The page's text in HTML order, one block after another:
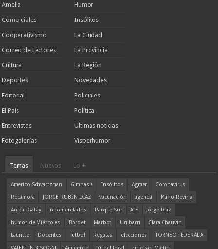
Amelia
Comerciales
Cooperativismo
Correo de Lectores
Cultura
Deportes
Editorial
El País
Entrevistas
Fotogalerías
Humor
Insólitos
La Ciudad
La Provincia
La Región
Novedades
Policiales
Política
Ultimas noticias
Visperhumor
Temas Nuevos Lo +
Americo Schvartzman Gimnasia Insólitos Agmer
Coronavirus
Rocamora
JORGE RUBÉN DÍAZ vacunación agenda
Mario Rovina
Aníbal Gallay
recomendados Parque Sur ATE
Jorge Díaz
humor de Miércoles
Bordet Marbot Urribarri
Clara Chauvín
Lauritto
Docentes fútbol Regatas elecciones
TORNEO FEDERAL A